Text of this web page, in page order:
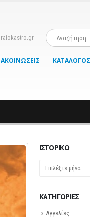
ΚΑΤΆΛΟΓΟΣ
ΙΣΤΟΡΙΚΌ
Ιστορικό
KΑΤΗΓΟΡΊΕΣ
Αγγελίες